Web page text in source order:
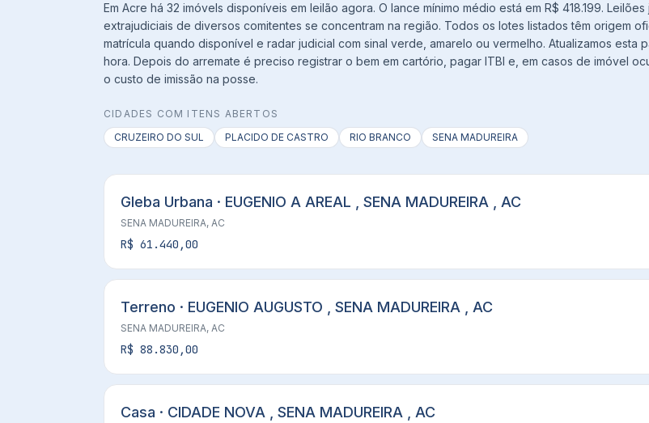
Em Acre há 32 imóvels disponíveis em leilão agora. O lance mínimo médio está em R$ 418.199. Leilões
extrajudiciais de diversos comitentes se concentram na região. Todos os lotes listados têm origem
matrícula quando disponível e radar judicial com sinal verde, amarelo ou vermelho. Atualizamos esta
hora. Depois do arremate é preciso registrar o bem em cartório, pagar ITBI e, em casos de imóvel
o custo de imissão na posse.
CIDADES COM ITENS ABERTOS
CRUZEIRO DO SUL
PLACIDO DE CASTRO RIO BRANCO SENA MADUREIRA
Gleba Urbana · EUGENIO A AREAL , SENA MADUREIRA , AC
SENA MADUREIRA, AC
R$ 61.440,00
Terreno · EUGENIO AUGUSTO , SENA MADUREIRA , AC
SENA MADUREIRA, AC
R$ 88.830,00
Casa · CIDADE NOVA , SENA MADUREIRA , AC